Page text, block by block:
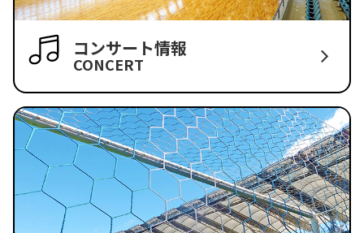
コンサート情報
CONCERT